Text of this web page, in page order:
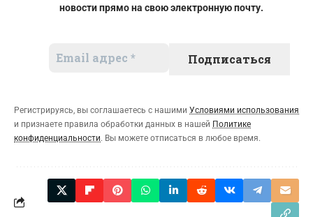
новости прямо на свою электронную почту.
Регистрируясь, вы соглашаетесь с нашими Условиями использования
и признаете правила обработки данных в нашей Политике
конфиденциальности. Вы можете отписаться в любое время.